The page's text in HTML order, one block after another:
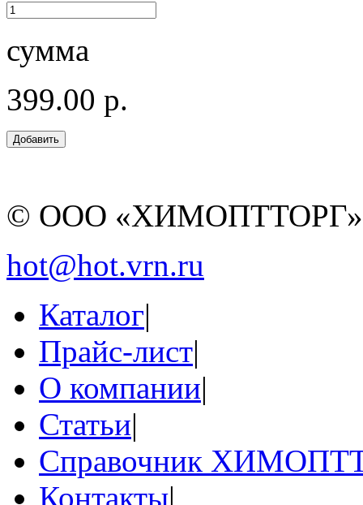
сумма
399.00 р.
© ООО
hot@hot.vrn.ru
Каталог|
Прайс-лист|
О компании|
Статьи|
Справочник
Контакты|